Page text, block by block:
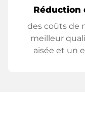
Réduction
des coûts de
meilleur
aisée et un